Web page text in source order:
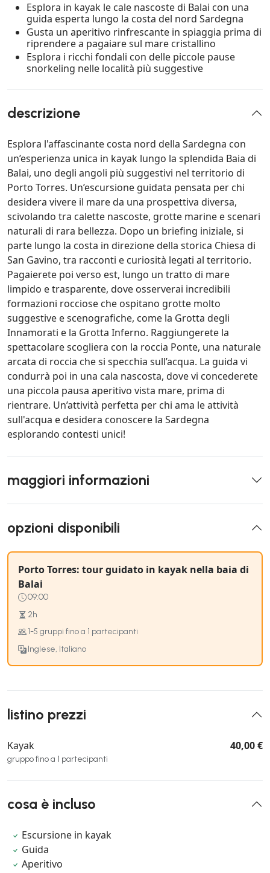
Esplora in kayak le cale nascoste di Balai con una
guida esperta lungo la costa del nord Sardegna
Gusta un aperitivo rinfrescante in spiaggia prima di
riprendere a pagaiare sul mare cristallino
Esplora i ricchi fondali con delle piccole pause
snorkeling nelle località più suggestive
descrizione
Esplora l'affascinante costa nord della Sardegna con
un’esperienza unica in kayak lungo la splendida Baia di
Balai, uno degli angoli più suggestivi nel territorio di
Porto Torres. Un’escursione guidata pensata per chi
desidera vivere il mare da una prospettiva diversa,
scivolando tra calette nascoste, grotte marine e scenari
naturali di rara bellezza. Dopo un briefing iniziale, si
parte lungo la costa in direzione della storica Chiesa di
San Gavino, tra racconti e curiosità legati al territorio.
Pagaierete poi verso est, lungo un tratto di mare
limpido e trasparente, dove osserverai incredibili
formazioni rocciose che ospitano grotte molto
suggestive e scenografiche, come la Grotta degli
Innamorati e la Grotta Inferno. Raggiungerete la
spettacolare scogliera con la roccia Ponte, una naturale
arcata di roccia che si specchia sull’acqua. La guida vi
condurrà poi in una cala nascosta, dove vi concederete
una piccola pausa aperitivo vista mare, prima di
rientrare. Un’attività perfetta per chi ama le attività
sull'acqua e desidera conoscere la Sardegna
esplorando contesti unici!
maggiori informazioni
opzioni disponibili
Porto Torres: tour guidato in kayak nella baia di
Balai
09:00
2h
1-5 gruppi fino a 1 partecipanti
Inglese, Italiano
listino prezzi
Kayak
gruppo fino a 1 partecipanti
40,00 €
cosa è incluso
Escursione in kayak
Guida
Aperitivo